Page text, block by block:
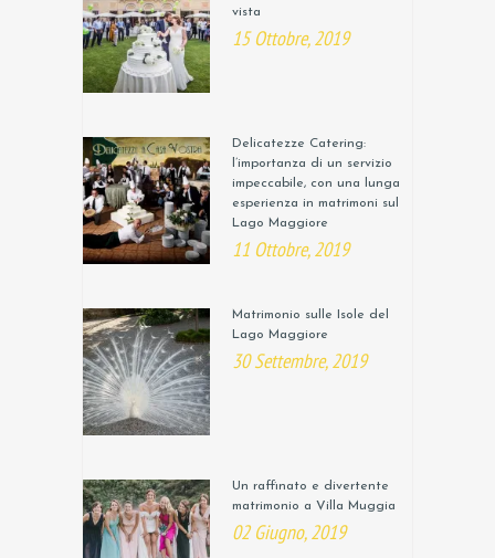
vista
15 Ottobre, 2019
Delicatezze Catering:
l’importanza di un servizio
impeccabile, con una lunga
esperienza in matrimoni sul
Lago Maggiore
11 Ottobre, 2019
Matrimonio sulle Isole del
Lago Maggiore
30 Settembre, 2019
Un raffinato e divertente
matrimonio a Villa Muggia
02 Giugno, 2019